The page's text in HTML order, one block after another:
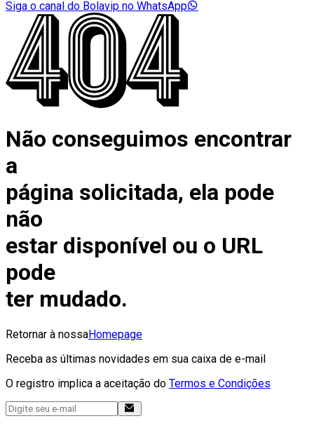
Siga o canal do Bolavip no WhatsApp
Não conseguimos encontrar
a
página solicitada, ela pode
não
estar disponível ou o URL
pode
ter mudado.
Retornar à nossaHomepage
Receba as últimas novidades em sua caixa de e-mail
O registro implica a aceitação do Termos e Condições